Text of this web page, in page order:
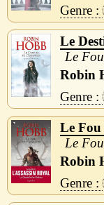
Le
Le
Robin
Le Fou
Le
Robin